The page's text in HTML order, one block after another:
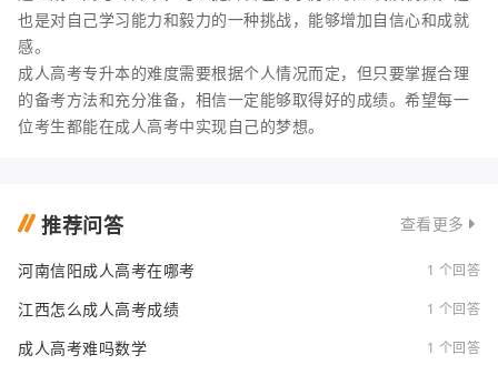
也是对自己学习能力和毅力的一种挑战，能够增加自信心和成就
感。
成人高考专升本的难度需要根据个人情况而定，但只要掌握合理
的备考方法和充分准备，相信一定能够取得好的成绩。希望每一
位考生都能在成人高考中实现自己的梦想。
推荐问答 查看更多
河南信阳成人高考在哪考 1 个回答
江西怎么成人高考成绩 1 个回答
成人高考难吗数学 1 个回答